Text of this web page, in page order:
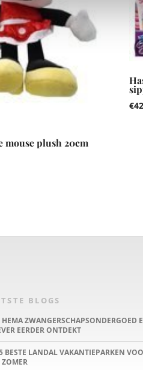
mouse plush 20cm
€
BLOGS
HEMA ZWANGERSCHAPSONDERGOED
EERDER ONTDEKT
BESTE LANDAL VAKANTIEPARKEN
ZOMER